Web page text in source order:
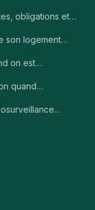
obligations et…
son logement…
on est…
quand…